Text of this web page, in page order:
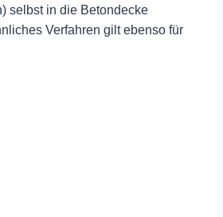
selbst in die Betondecke
Verfahren gilt ebenso für